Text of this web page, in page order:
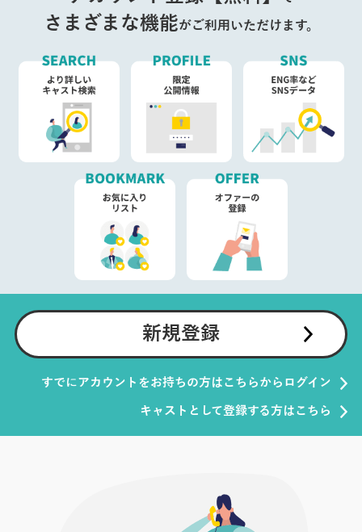
さまざまな機能がご利用いただけます。
新規登録
すでにアカウントをお持ちの方はこちらからログイン
キャストとして登録する方はこちら